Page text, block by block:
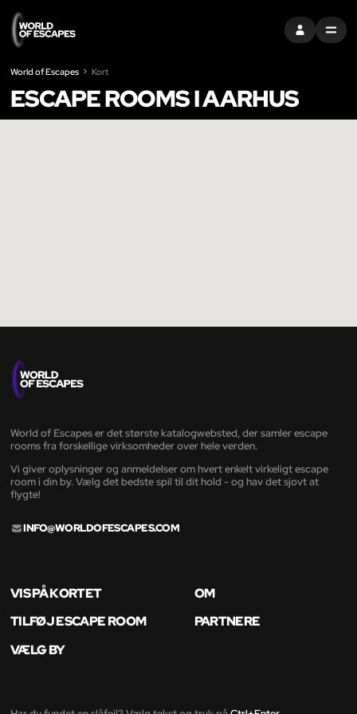
LOG INDMENU
World of Escapes Kort
ESCAPE ROOMS I AARHUS
World of Escapes er det største katalogwebsted, der samler escape
rooms fra forskellige virksomheder over hele verden.
Vi giver oplysninger og anmeldelser om hvert enkelt virkeligt escape
room i din by. Vælg det bedste spil til dit hold - og hav det sjovt at
flygte!
INFO@WORLDOFESCAPES.COM
VIS PÅ KORTET
OM
TILFØJ ESCAPE ROOM
PARTNERE
VÆLG BY